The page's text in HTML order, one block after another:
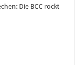
Die BCC rockt